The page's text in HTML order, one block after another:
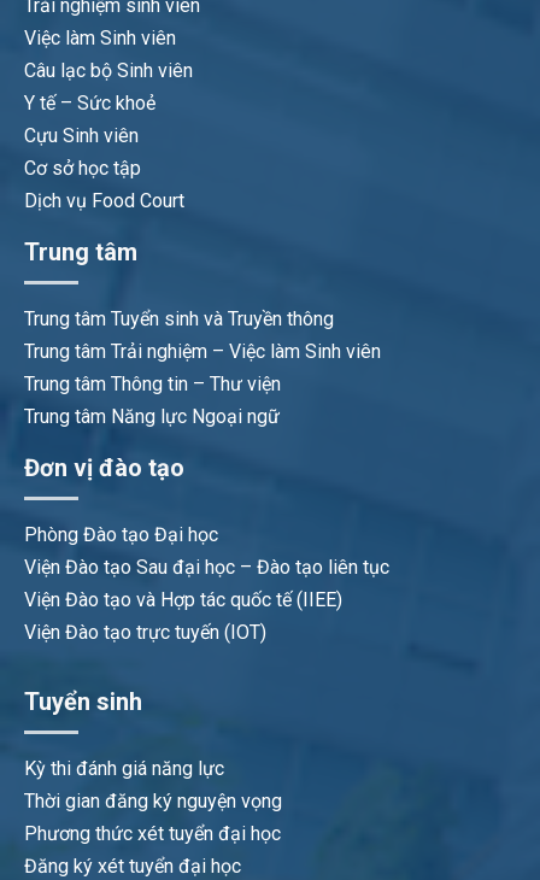
Trải nghiệm sinh viên
Việc làm Sinh viên
Câu lạc bộ Sinh viên
Y tế – Sức khoẻ
Cựu Sinh viên
Cơ sở học tập
Dịch vụ Food Court
Trung tâm
Trung tâm Tuyển sinh và Truyền thông
Trung tâm Trải nghiệm – Việc làm Sinh viên
Trung tâm Thông tin – Thư viện
Trung tâm Năng lực Ngoại ngữ
Đơn vị đào tạo
Phòng Đào tạo Đại học
Viện Đào tạo Sau đại học – Đào tạo liên tục
Viện Đào tạo và Hợp tác quốc tế (IIEE)
Viện Đào tạo trực tuyến (IOT)
Tuyển sinh
Kỳ thi đánh giá năng lực
Thời gian đăng ký nguyện vọng
Phương thức xét tuyển đại học
Đăng ký xét tuyển đại học